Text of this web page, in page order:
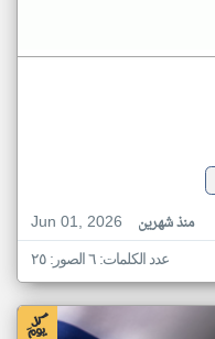
Jun 01, 2026
منذ شهرين
عدد الكلمات: ٦ الصور: ٢٥